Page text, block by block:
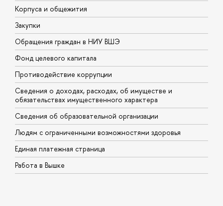
Корпуса и общежития
Закупки
Обращения граждан в НИУ ВШЭ
Фонд целевого капитала
Противодействие коррупции
Сведения о доходах, расходах, об имуществе и
обязательствах имущественного характера
Сведения об образовательной организации
Людям с ограниченными возможностями здоровья
Единая платежная страница
Работа в Вышке